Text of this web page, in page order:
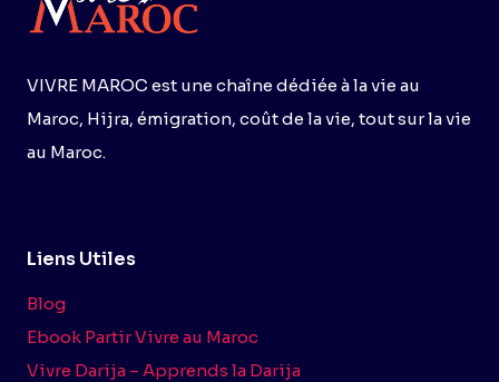
VIVRE MAROC est une chaîne dédiée à la vie au
Maroc, Hijra, émigration, coût de la vie, tout sur la vie
au Maroc.
Liens Utiles
Blog
Ebook Partir Vivre au Maroc
Vivre Darija – Apprends la Darija